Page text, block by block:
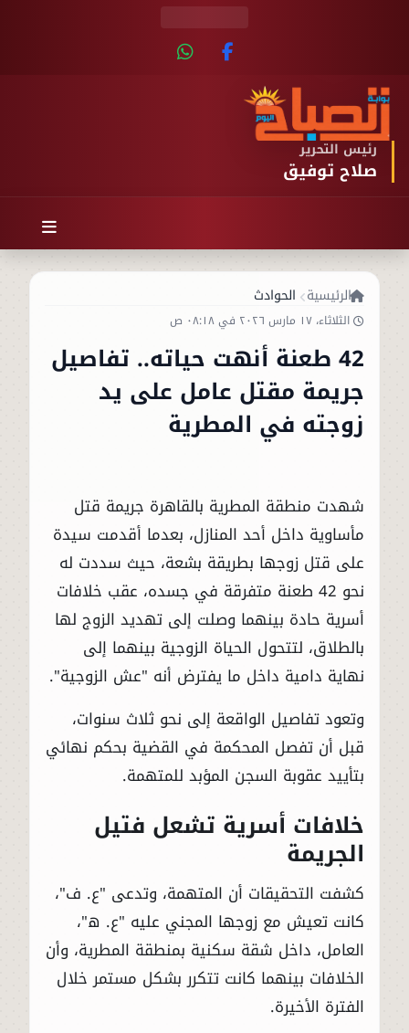
رئيس التحرير
صلاح توفيق
الرئيسية الحوادث
الثلاثاء، ١٧ مارس ٢٠٢٦ في ٠٨:١٨ ص
42 طعنة أنهت حياته.. تفاصيل
جريمة مقتل عامل على يد
زوجته في المطرية
شهدت منطقة المطرية بالقاهرة جريمة قتل
مأساوية داخل أحد المنازل، بعدما أقدمت سيدة
على قتل زوجها بطريقة بشعة، حيث سددت له
نحو 42 طعنة متفرقة في جسده، عقب خلافات
أسرية حادة بينهما وصلت إلى تهديد الزوج لها
بالطلاق، لتتحول الحياة الزوجية بينهما إلى
نهاية دامية داخل ما يفترض أنه "عش الزوجية".
وتعود تفاصيل الواقعة إلى نحو ثلاث سنوات،
قبل أن تفصل المحكمة في القضية بحكم نهائي
بتأييد عقوبة السجن المؤبد للمتهمة.
خلافات أسرية تشعل فتيل
الجريمة
كشفت التحقيقات أن المتهمة، وتدعى "ع. ف"،
كانت تعيش مع زوجها المجني عليه "ع. ه"،
العامل، داخل شقة سكنية بمنطقة المطرية، وأن
الخلافات بينهما كانت تتكرر بشكل مستمر خلال
الفترة الأخيرة.